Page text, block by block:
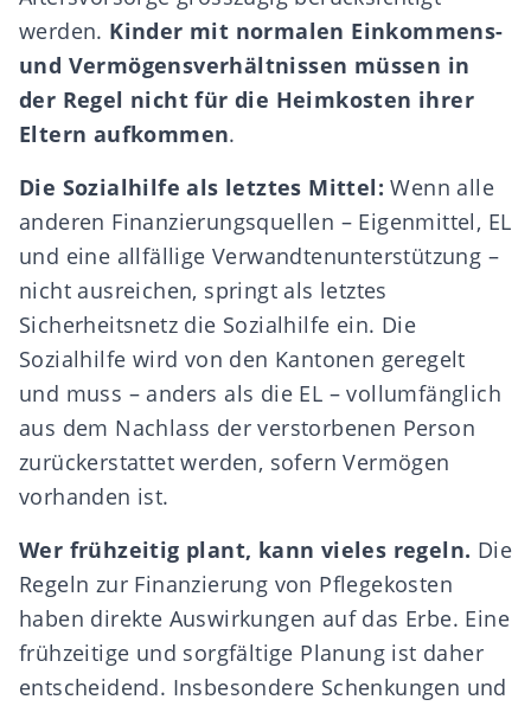
werden. Kinder mit normalen Einkommens-
und Vermögensverhältnissen müssen in
der Regel nicht für die Heimkosten ihrer
Eltern aufkommen.
Die Sozialhilfe als letztes Mittel:Wenn alle
anderen Finanzierungsquellen – Eigenmittel, EL
und eine allfällige Verwandtenunterstützung –
nicht ausreichen, springt als letztes
Sicherheitsnetz die Sozialhilfe ein. Die
Sozialhilfe wird von den Kantonen geregelt
und muss – anders als die EL – vollumfänglich
aus dem Nachlass der verstorbenen Person
zurückerstattet werden, sofern Vermögen
vorhanden ist.
Wer frühzeitig plant, kann vieles regeln. Die
Regeln zur Finanzierung von Pflegekosten
haben direkte Auswirkungen auf das Erbe. Eine
frühzeitige und sorgfältige Planung ist daher
entscheidend. Insbesondere Schenkungen und